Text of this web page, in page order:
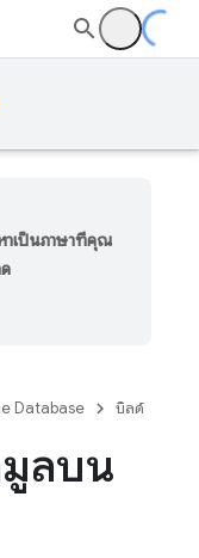
าเป็นภาษาที่คุณ
Database บิลด์
มูลบน